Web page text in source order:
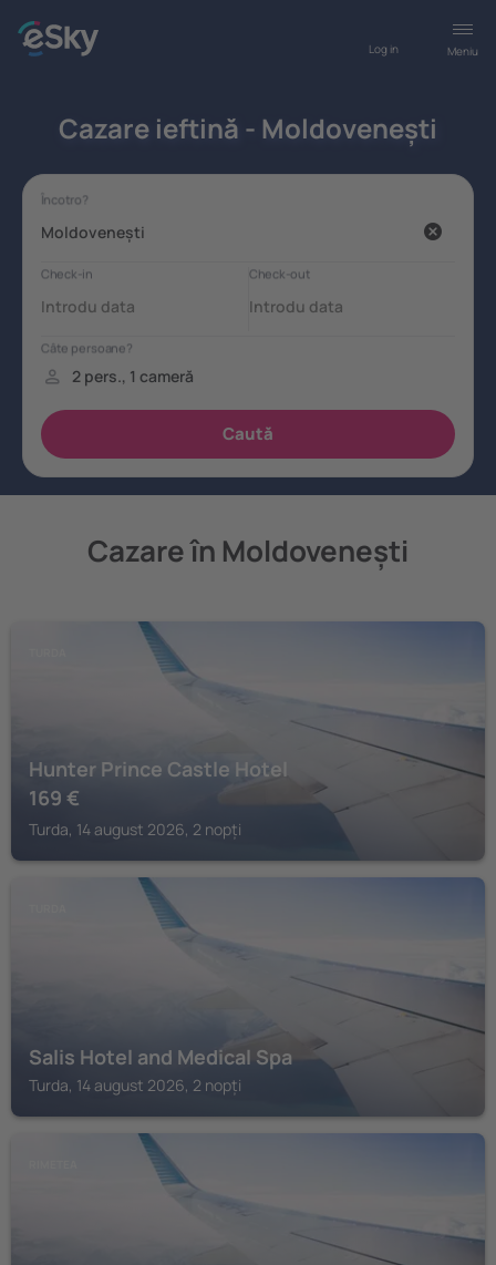
Meniu
Log in
Cazare ieftină - Moldovenești
Cazare în Moldovenești
Hunter Prince Castle Hotel
169 €
Turda, 14 august 2026, 2 nopți
Salis Hotel and Medical Spa
Turda, 14 august 2026, 2 nopți